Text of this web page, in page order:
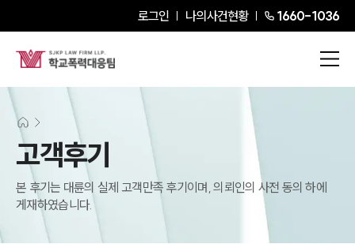
로그인 나의사건현황 1660-1036
고객후기
본 후기는 대륜의 실제 고객만족 후기이며, 의뢰인의 사전 동의 하에
게재하였습니다.